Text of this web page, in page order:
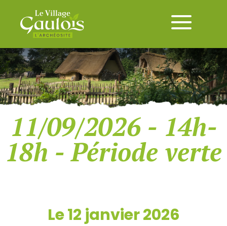
11/09/2026 - 14h-
18h - Période verte
Le 12 janvier 2026